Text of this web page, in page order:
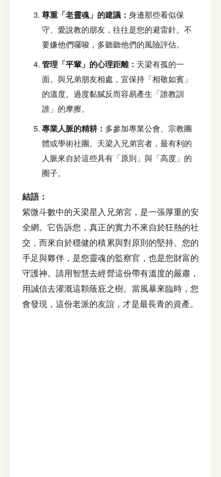
尊重「老靈魂」的建議： 身邊那些看似保
守、愛說教的朋友，往往是您的避雷針。不
要嫌他們囉唆，多聽聽他們的風險評估。
管理「平輩」的心理距離： 天梁有孤的一
面。與兄弟朋友相處，宜保持「相敬如賓」
的溫度。過度黏膩反而容易產生「誰教訓
誰」的摩擦。
專業人脈的精耕： 多參加專業公會、宗教團
體或學術社團。天梁入兄弟宮者，最有利的
人脈來自於這些具有「原則」與「高度」的
圈子。
結語：
紫微斗數中的天梁星入兄弟宮，是一張厚重的安
全網。它告訴您，真正的實力不來自於狂熱的社
交，而來自於穩健的積累與對原則的堅持。您的
手足與夥伴，是您靈魂的監察官，也是您財富的
守護神。請用智慧去經營這份帶有溫度的嚴肅，
用誠信去灌溉這顆蔭庇之樹。當風暴來臨時，您
會發現，這份老派的友誼，才是最長青的資產。